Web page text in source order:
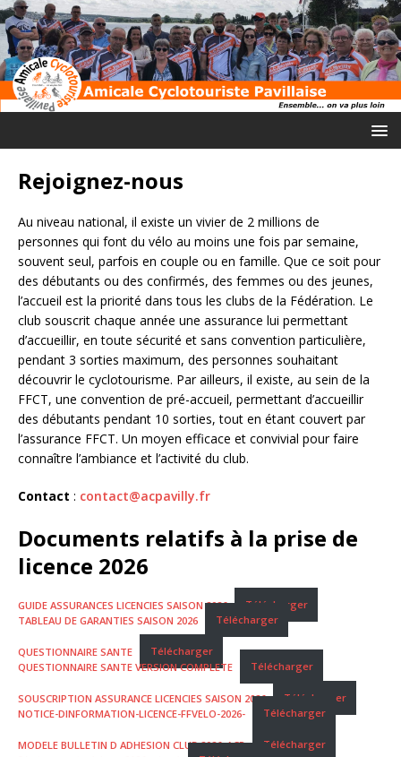
Rejoignez-nous
Au niveau national, il existe un vivier de 2 millions de
personnes qui font du vélo au moins une fois par semaine,
souvent seul, parfois en couple ou en famille. Que ce soit pour
des débutants ou des confirmés, des femmes ou des jeunes,
l’accueil est la priorité dans tous les clubs de la Fédération. Le
club souscrit chaque année une assurance lui permettant
d’accueillir, en toute sécurité et sans convention particulière,
pendant 3 sorties maximum, des personnes souhaitant
découvrir le cyclotourisme. Par ailleurs, il existe, au sein de la
FFCT, une convention de pré-accueil, permettant d’accueillir
des débutants pendant 10 sorties, tout en étant couvert par
l’assurance FFCT. Un moyen efficace et convivial pour faire
connaître l’ambiance et l’activité du club.
Contact : contact@acpavilly.fr
Documents relatifs à la prise de
licence 2026
GUIDE ASSURANCES LICENCIES SAISON 2026
Télécharger
TABLEAU DE GARANTIES SAISON 2026
Télécharger
QUESTIONNAIRE SANTE
Télécharger
QUESTIONNAIRE SANTE VERSION COMPLETE
Télécharger
SOUSCRIPTION ASSURANCE LICENCIES SAISON 2026
Télécharger
NOTICE-DINFORMATION-LICENCE-FFVELO-2026-
Télécharger
MODELE BULLETIN D ADHESION CLUB 2026_ACP
Télécharger